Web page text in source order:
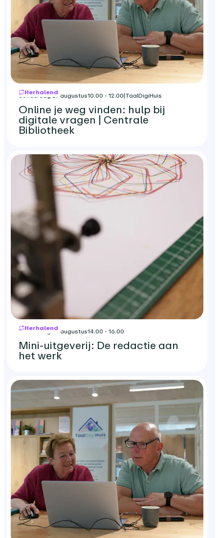
Herhalend
donderdag 27 augustus10.00 - 12.00|TaalDigiHuis
Online je weg vinden: hulp bij
digitale vragen | Centrale
Bibliotheek
Herhalend
donderdag 27 augustus14.00 - 16.00
Mini-uitgeverij: De redactie aan
het werk